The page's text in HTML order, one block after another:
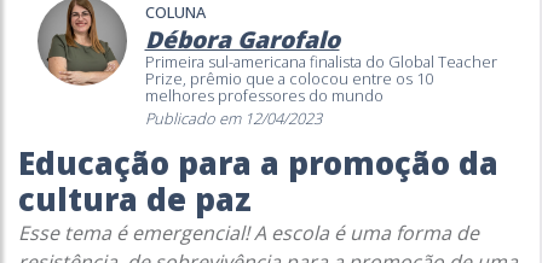
COLUNA
Débora Garofalo
Primeira sul-americana finalista do Global Teacher
Prize, prêmio que a colocou entre os 10
melhores professores do mundo
Publicado em 12/04/2023
Educação para a promoção da
cultura de paz
Esse tema é emergencial! A escola é uma forma de